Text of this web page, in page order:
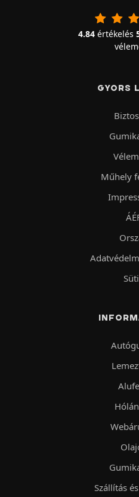
4.84értékelés
GYORS
Műhely
Szállítás